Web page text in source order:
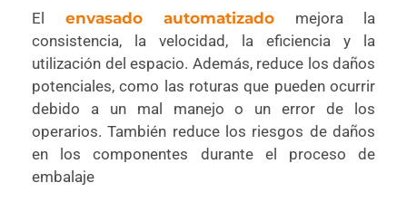
El envasado automatizado mejora la
consistencia, la velocidad, la eficiencia y la
utilización del espacio. Además, reduce los daños
potenciales, como las roturas que pueden ocurrir
debido a un mal manejo o un error de los
operarios. También reduce los riesgos de daños
en los componentes durante el proceso de
embalaje